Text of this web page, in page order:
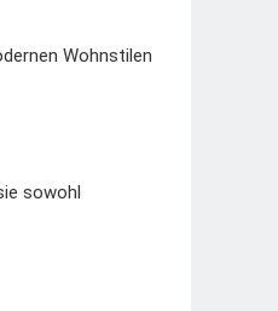
Wohnstilen
sowohl